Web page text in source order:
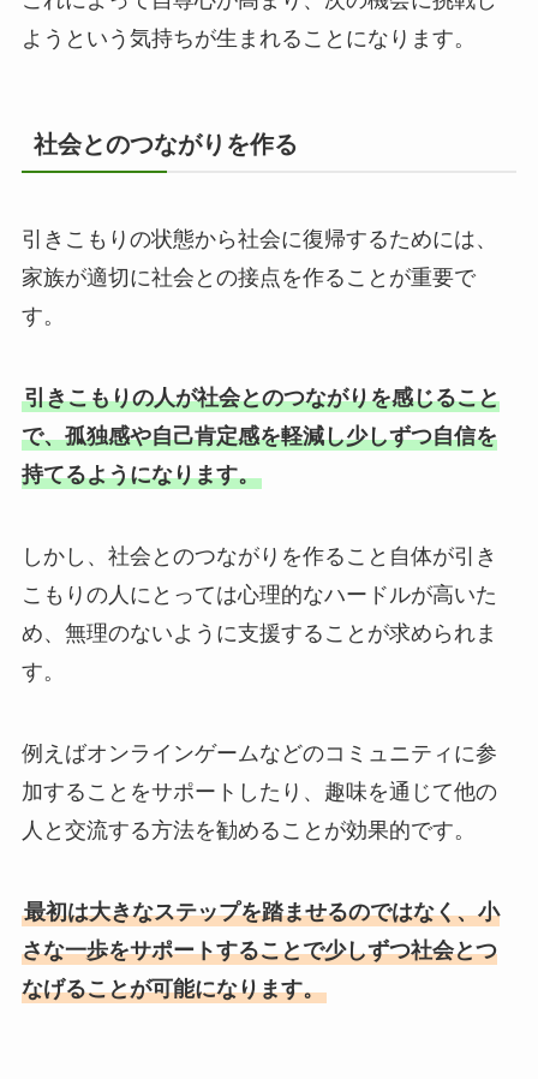
ようという気持ちが生まれることになります。
社会とのつながりを作る
引きこもりの状態から社会に復帰するためには、
家族が適切に社会との接点を作ることが重要で
す。
引きこもりの人が社会とのつながりを感じること
で、孤独感や自己肯定感を軽減し少しずつ自信を
持てるようになります。
しかし、社会とのつながりを作ること自体が引き
こもりの人にとっては心理的なハードルが高いた
め、無理のないように支援することが求められま
す。
例えばオンラインゲームなどのコミュニティに参
加することをサポートしたり、趣味を通じて他の
人と交流する方法を勧めることが効果的です。
最初は大きなステップを踏ませるのではなく、小
さな一歩をサポートすることで少しずつ社会とつ
なげることが可能になります。